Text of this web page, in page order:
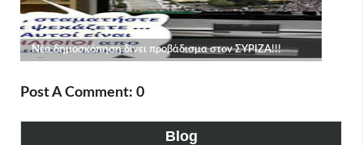
Post A Comment: 0
Blog